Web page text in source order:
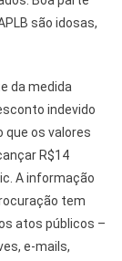
são idosas,
da medida
indevido
que os valores
R$14
A informação
tem
atos públicos –
e-mails,